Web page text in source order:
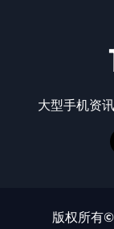
大型手机资
版权所有